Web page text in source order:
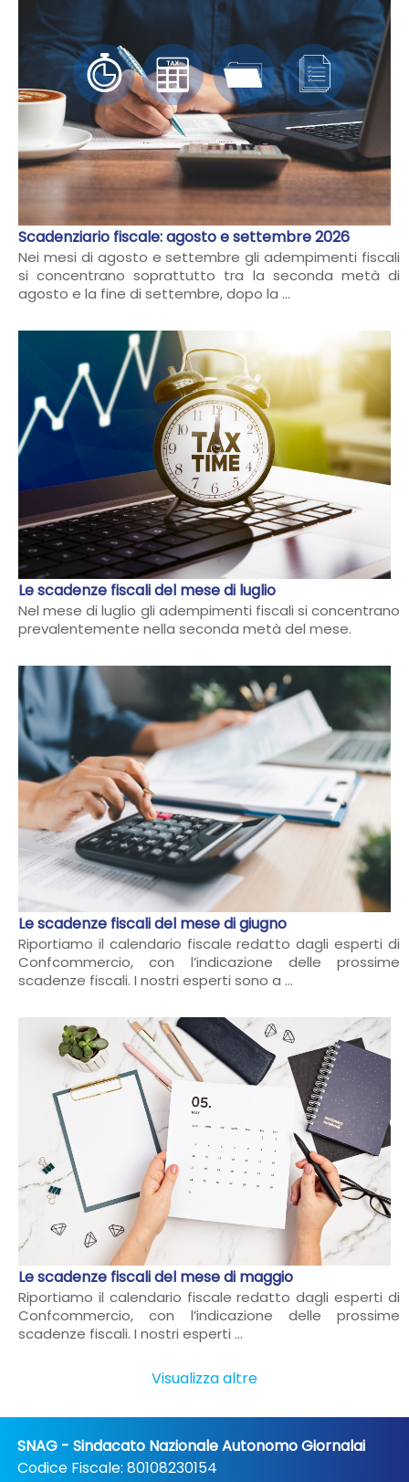
Scadenziario fiscale: agosto e settembre 2026
Nei mesi di agosto e settembre gli adempimenti fiscali
si concentrano soprattutto tra la seconda metà di
agosto e la fine di settembre, dopo la ...
Le scadenze fiscali del mese di luglio
Nel mese di luglio gli adempimenti fiscali si concentrano
prevalentemente nella seconda metà del mese.
Le scadenze fiscali del mese di giugno
Riportiamo il calendario fiscale redatto dagli esperti di
Confcommercio, con l’indicazione delle prossime
scadenze fiscali. I nostri esperti sono a ...
Le scadenze fiscali del mese di maggio
Riportiamo il calendario fiscale redatto dagli esperti di
Confcommercio, con l’indicazione delle prossime
scadenze fiscali. I nostri esperti ...
Visualizza altre
SNAG - Sindacato Nazionale Autonomo Giornalai
Codice Fiscale: 80108230154